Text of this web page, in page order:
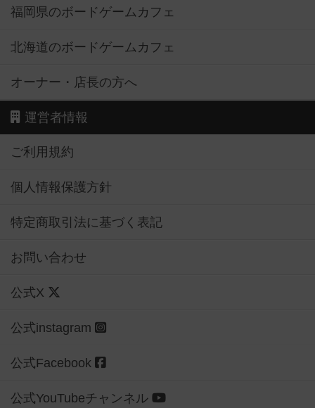
福岡県のボードゲームカフェ
北海道のボードゲームカフェ
オーナー・店長の方へ
運営者情報
ご利用規約
個人情報保護方針
特定商取引法に基づく表記
お問い合わせ
公式X
公式instagram
公式Facebook
公式YouTubeチャンネル